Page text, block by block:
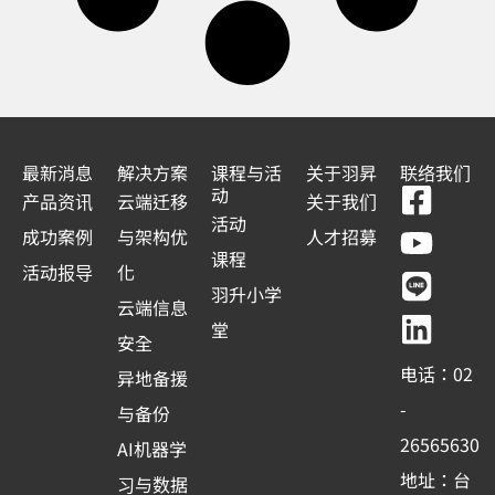
最新消息
产品资讯
成功案例
活动报导
解决方案
云端迁移
与架构优
化
云端信息
安全
异地备援
与备份
AI机器学
习与数据
课程与活
动
活动
课程
羽升小学
堂
关于羽昇
关于我们
人才招募
联络我们
F
a
c
e
b
o
o
k
-
Y
o
u
t
u
b
e
L
i
n
e
L
i
n
k
e
d
i
n
电话：02
-
26565630
地址：台